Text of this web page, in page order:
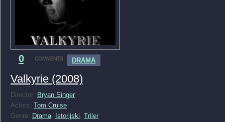
0 COMMENTS DRAMA
Valkyrie (2008)
Director: Bryan Singer
Actors: Tom Cruise
Genre: Drama, Istorijski, Triler